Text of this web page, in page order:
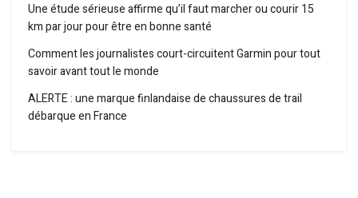
Une étude sérieuse affirme qu’il faut marcher ou courir 15
km par jour pour être en bonne santé
Comment les journalistes court-circuitent Garmin pour tout
savoir avant tout le monde
ALERTE : une marque finlandaise de chaussures de trail
débarque en France